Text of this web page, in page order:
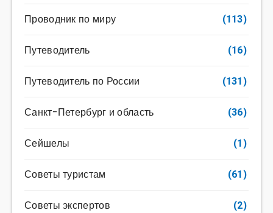
Проводник по миру (113)
Путеводитель (16)
Путеводитель по России (131)
Санкт-Петербург и область (36)
Сейшелы (1)
Советы туристам (61)
Советы экспертов (2)